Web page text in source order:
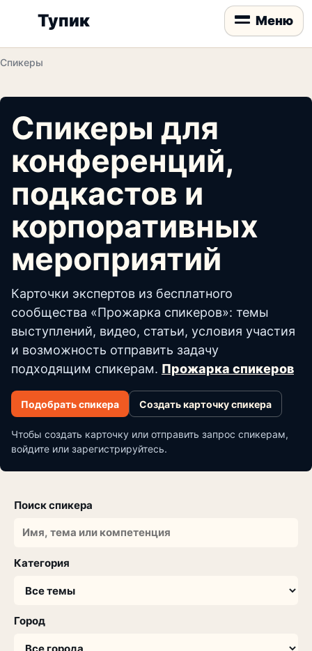
Тупик Меню
Спикеры
Спикеры для
конференций,
подкастов и
корпоративных
мероприятий
Карточки экспертов из бесплатного
сообщества «Прожарка спикеров»: темы
выступлений, видео, статьи, условия участия
и возможность отправить задачу
подходящим спикерам. Прожарка спикеров
Подобрать спикера Создать карточку спикера
Чтобы создать карточку или отправить запрос спикерам,
войдите или зарегистрируйтесь.
Поиск спикера
Категория
Город